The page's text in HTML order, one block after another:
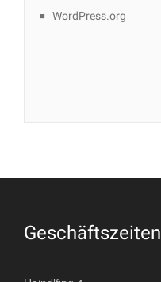
WordPress.org
Geschäftszeiten